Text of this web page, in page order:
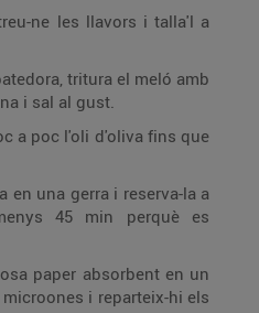
ne les llavors i talla'l a
tritura el meló amb
i sal al gust.
a poc l'oli d'oliva fins que
en una gerra i reserva-la a
45 min perquè es
paper absorbent en un
i reparteix-hi els